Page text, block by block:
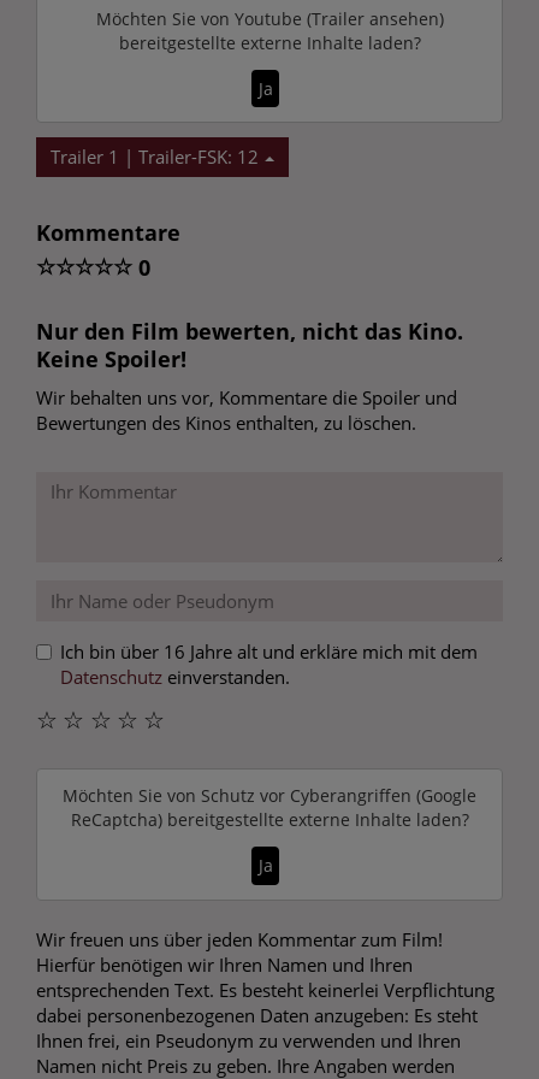
Möchten Sie von Youtube (Trailer ansehen)
bereitgestellte externe Inhalte laden?
Ja
Trailer 1 | Trailer-FSK: 12
Kommentare
☆☆☆☆☆ 0
Nur den Film bewerten, nicht das Kino.
Keine Spoiler!
Wir behalten uns vor, Kommentare die Spoiler und
Bewertungen des Kinos enthalten, zu löschen.
Ich bin über 16 Jahre alt und erkläre mich mit dem
Datenschutz einverstanden.
☆
☆
☆
☆
☆
Möchten Sie von Schutz vor Cyberangriffen (Google
ReCaptcha)bereitgestellte externe Inhalte laden?
Ja
Wir freuen uns über jeden Kommentar zum Film!
Hierfür benötigen wir Ihren Namen und Ihren
entsprechenden Text. Es besteht keinerlei Verpflichtung
dabei personenbezogenen Daten anzugeben: Es steht
Ihnen frei, ein Pseudonym zu verwenden und Ihren
Namen nicht Preis zu geben. Ihre Angaben werden